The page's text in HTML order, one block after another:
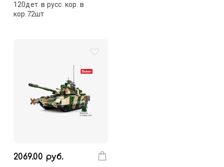
120дет. в русс. кор. в
кор.72шт
2069.00 руб.